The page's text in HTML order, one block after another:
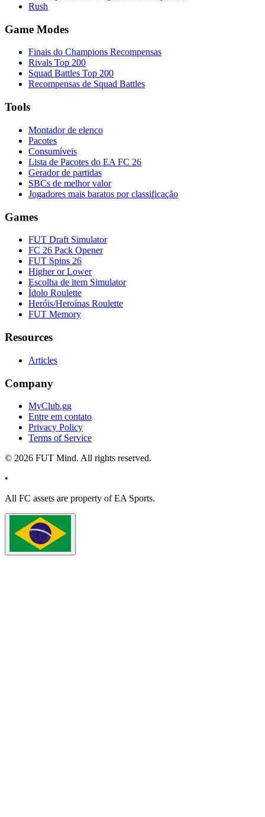
Rush
Game Modes
Finais do Champions Recompensas
Rivals Top 200
Squad Battles Top 200
Recompensas de Squad Battles
Tools
Montador de elenco
Pacotes
Consumíveis
Lista de Pacotes do EA FC 26
Gerador de partidas
SBCs de melhor valor
Jogadores mais baratos por classificação
Games
FUT Draft Simulator
FC 26 Pack Opener
FUT Spins 26
Higher or Lower
Escolha de item Simulator
Ídolo Roulette
Heróis/Heroínas Roulette
FUT Memory
Resources
Articles
Company
MyClub.gg
Entre em contato
Privacy Policy
Terms of Service
© 2026 FUT Mind. All rights reserved.
•
All FC assets are property of EA Sports.